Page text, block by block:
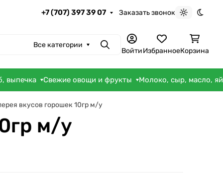
+7 (707) 397 39 07 Заказать звонок
Светлая
Все категории ПоискВойтиИзбранноеКорзина
выпечка Свежие овощи и фрукты Молоко, сыр, масло,
вкусов горошек 10гр м/у
м/у